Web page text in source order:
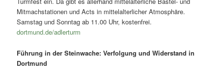
Mitmachstationen und Acts in mittelalterlicher Atmosphäre.
Samstag und Sonntag ab 11.00 Uhr, kostenfrei.
dortmund.de/adlerturm
Führung in der Steinwache: Verfolgung und Widerstand in
Dortmund